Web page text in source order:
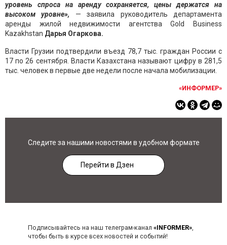
уровень спроса на аренду сохраняется, цены держатся на
высоком уровне», — заявила руководитель департамента
аренды жилой недвижимости агентства Gold Business
Kazakhstan Дарья Огаркова.
Власти Грузии подтвердили въезд 78,7 тыс. граждан России с
17 по 26 сентября. Власти Казахстана называют цифру в 281,5
тыс. человек в первые две недели после начала мобилизации.
«ИНФОРМЕР»
Следите за нашими новостями в удобном формате
Перейти в Дзен
Подписывайтесь на наш телеграм-канал «INFORMER»,
чтобы быть в курсе всех новостей и событий!